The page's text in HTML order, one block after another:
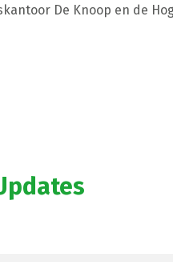
De Knoop en de